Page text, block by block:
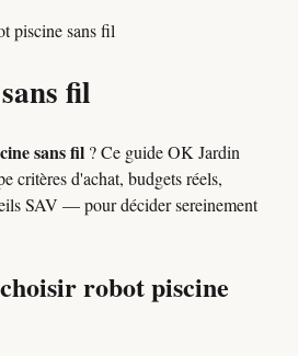
piscine sans fil
fil
sans fil ? Ce guide OK Jardin
critères d'achat, budgets réels,
SAV — pour décider sereinement
robot piscine